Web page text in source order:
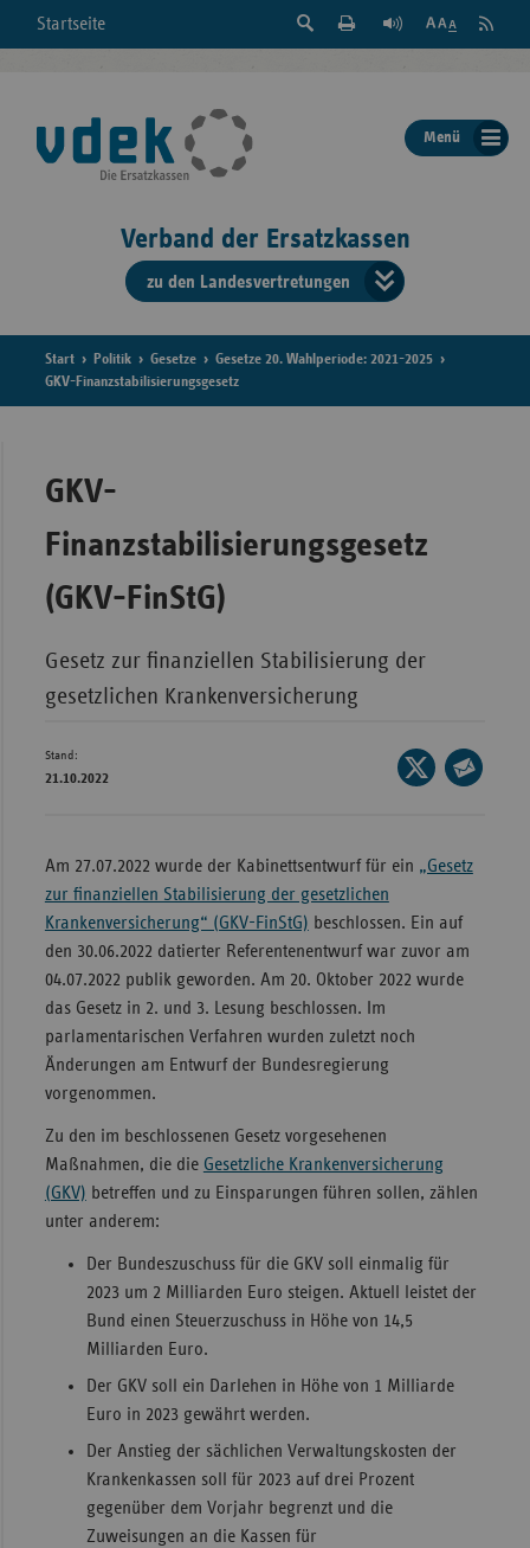
Startseite
Suche
der
Seite
Feed
Menü
Verband der Ersatzkassen
zu den Landesvertretungen
der
Hessen
Start Politik Gesetze
Gesetze 20. Wahlperiode: 2021-2025
GKV-Finanzstabilisierungsgesetz
GKV-
Finanzstabilisierungsgesetz
(GKV-FinStG)
Gesetz zur finanziellen Stabilisierung der
gesetzlichen Krankenversicherung
Stand:
21.10.2022
Seite
auf
E-
teilen
Am 27.07.2022 wurde der Kabinettsentwurf für ein „Gesetz
zur finanziellen Stabilisierung der gesetzlichen
Krankenversicherung“ (GKV-FinStG) beschlossen. Ein auf
den 30.06.2022 datierter Referentenentwurf war zuvor am
04.07.2022 publik geworden. Am 20. Oktober 2022 wurde
das Gesetz in 2. und 3. Lesung beschlossen. Im
parlamentarischen Verfahren wurden zuletzt noch
Änderungen am Entwurf der Bundesregierung
vorgenommen.
Zu den im beschlossenen Gesetz vorgesehenen
Maßnahmen, die die Gesetzliche Krankenversicherung
(GKV) betreffen und zu Einsparungen führen sollen, zählen
unter anderem:
Der Bundeszuschuss für die GKV soll einmalig für
2023 um 2 Milliarden Euro steigen. Aktuell leistet der
Bund einen Steuerzuschuss in Höhe von 14,5
Milliarden Euro.
Der GKV soll ein Darlehen in Höhe von 1 Milliarde
Euro in 2023 gewährt werden.
Der Anstieg der sächlichen Verwaltungskosten der
Krankenkassen soll für 2023 auf drei Prozent
gegenüber dem Vorjahr begrenzt und die
Zuweisungen an die Kassen für